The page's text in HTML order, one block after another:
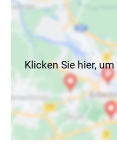
Klicken Sie hier,